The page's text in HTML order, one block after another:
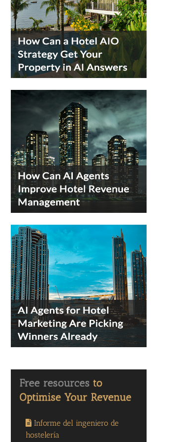
Informe del ingeniero de
hostelería